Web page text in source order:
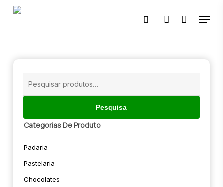
Skip
🔍
pesquisaraccount
Menu
Pesquisa
Categorias De Produto
Padaria
Pastelaria
Chocolates